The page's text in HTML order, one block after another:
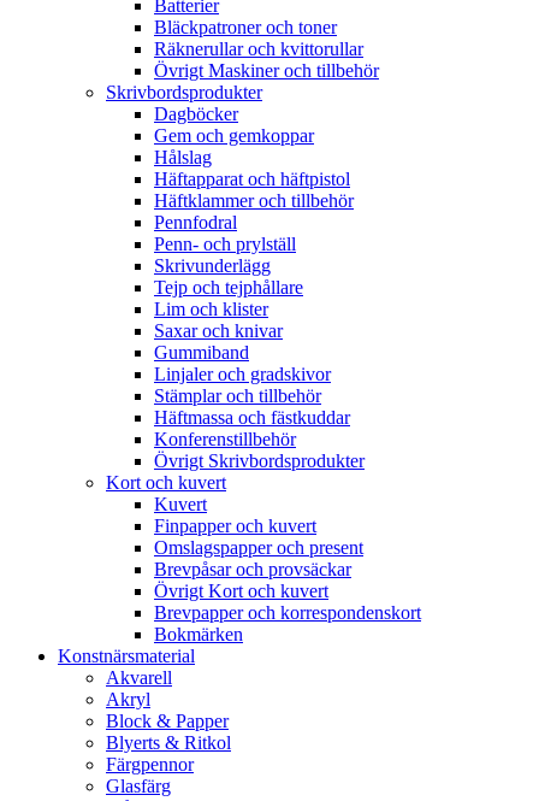
Batterier
Bläckpatroner och toner
Räknerullar och kvittorullar
Övrigt Maskiner och tillbehör
Skrivbordsprodukter
Dagböcker
Gem och gemkoppar
Hålslag
Häftapparat och häftpistol
Häftklammer och tillbehör
Pennfodral
Penn- och prylställ
Skrivunderlägg
Tejp och tejphållare
Lim och klister
Saxar och knivar
Gummiband
Linjaler och gradskivor
Stämplar och tillbehör
Häftmassa och fästkuddar
Konferenstillbehör
Övrigt Skrivbordsprodukter
Kort och kuvert
Kuvert
Finpapper och kuvert
Omslagspapper och present
Brevpåsar och provsäckar
Övrigt Kort och kuvert
Brevpapper och korrespondenskort
Bokmärken
Konstnärsmaterial
Akvarell
Akryl
Block & Papper
Blyerts & Ritkol
Färgpennor
Glasfärg